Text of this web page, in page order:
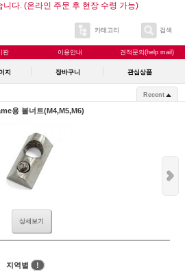
니다. (온라인 주문 후 현장 수령 가능)
카테고리 검색
판 이용안내 견적문의(help mail)
지 장바구니 관심상품
Recent
용 볼너트(M4,M5,M6)
상세보기
지역별 !